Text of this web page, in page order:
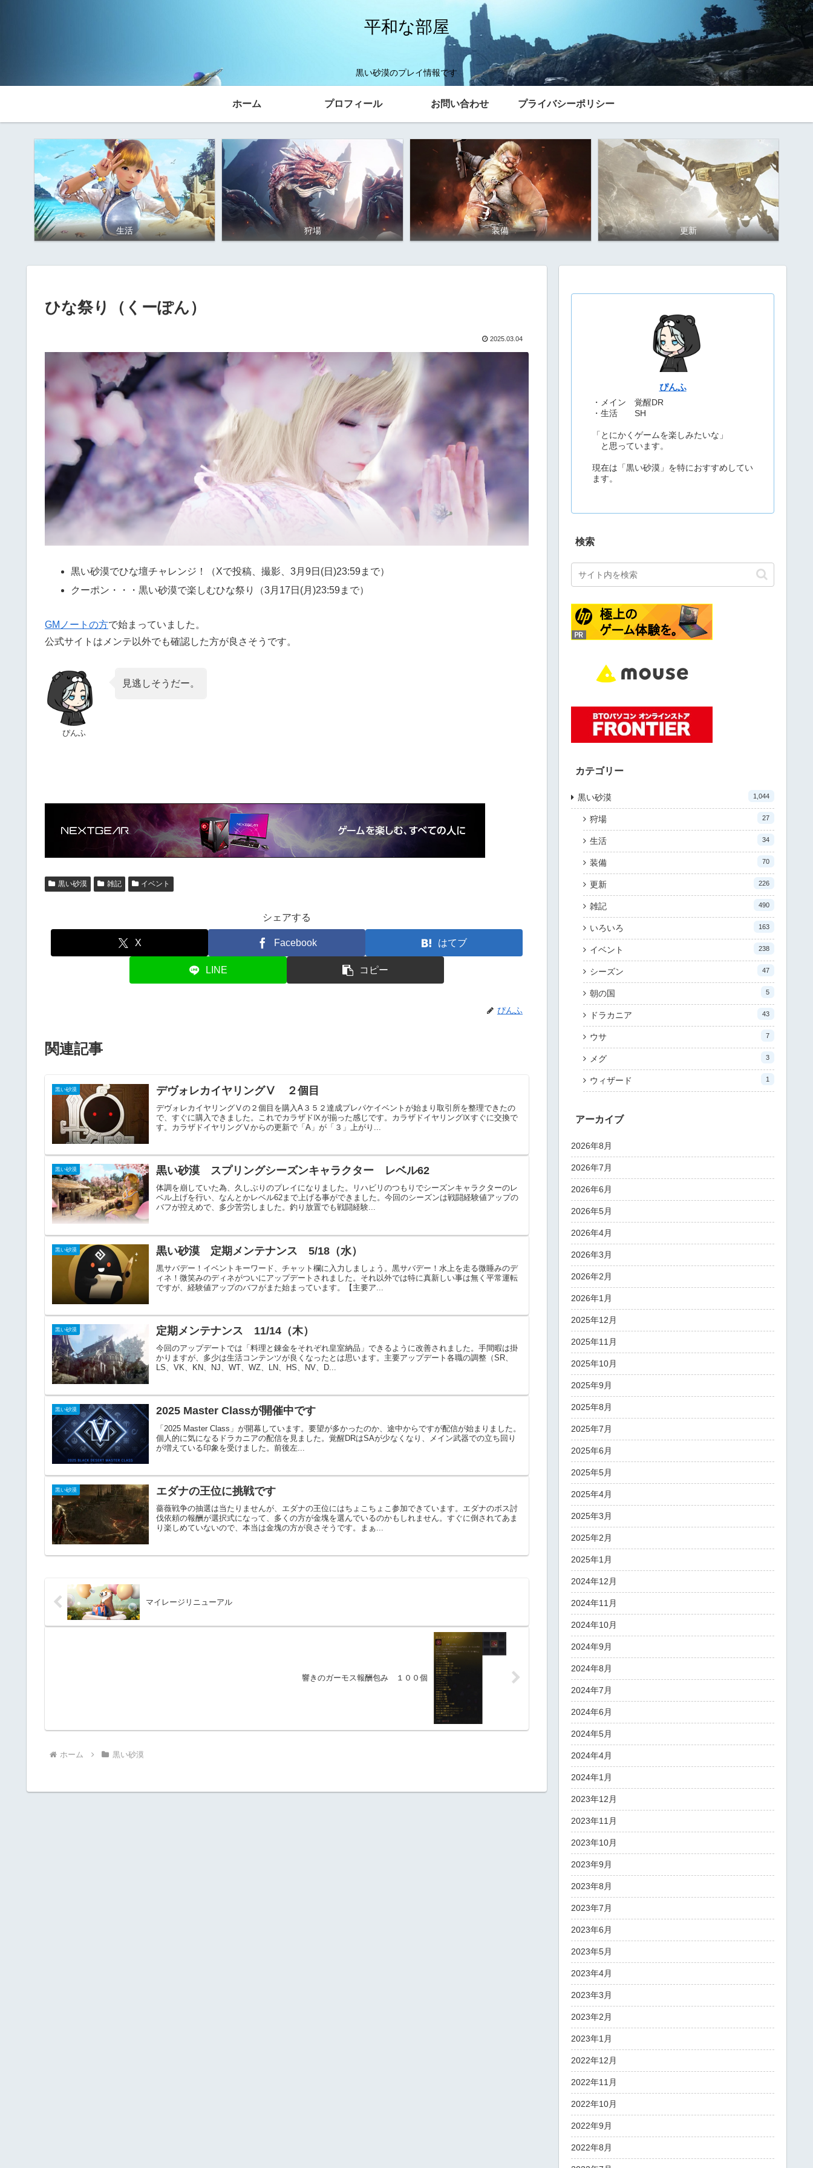
平和な部屋
黒い砂漠のプレイ情報です
ホーム プロフィール お問い合わせ プライバシーポリシー
生活 狩場 装備 更新
ひな祭り（くーぽん）
2025.03.04
黒い砂漠でひな壇チャレンジ！（Xで投稿、撮影、3月9日(日)23:59まで）
クーポン・・・黒い砂漠で楽しむひな祭り（3月17日(月)23:59まで）
GMノートの方で始まっていました。
公式サイトはメンテ以外でも確認した方が良さそうです。
ぴんふ
見逃しそうだー。
黒い砂漠 雑記 イベント
シェアする
X Facebook はてブ
LINE コピー
ぴんふ
関連記事
黒い砂漠 デヴォレカイヤリングⅤ ２個目
デヴォレカイヤリングⅤの２個目を購入A３５２達成プレパケイベントが始まり取引所を整理できたの
で、すぐに購入できました。これでカラザドⅨが揃った感じです。カラザドイヤリングⅨすぐに交換で
す。カラザドイヤリングⅤからの更新で「A」が「３」上がり...
黒い砂漠 黒い砂漠 スプリングシーズンキャラクター レベル62
体調を崩していた為、久しぶりのプレイになりました。リハビリのつもりでシーズンキャラクターのレ
ベル上げを行い、なんとかレベル62まで上げる事ができました。今回のシーズンは戦闘経験値アップの
バフが控えめで、多少苦労しました。釣り放置でも戦闘経験...
黒い砂漠 黒い砂漠 定期メンテナンス 5/18（水）
黒サバデー！イベントキーワード、チャット欄に入力しましょう。黒サバデー！水上を走る微睡みのデ
ィネ！微笑みのディネがついにアップデートされました。それ以外では特に真新しい事は無く平常運転
ですが、経験値アップのバフがまた始まっています。【主要ア...
黒い砂漠 定期メンテナンス 11/14（木）
今回のアップデートでは「料理と錬金をそれぞれ皇室納品」できるように改善されました。手間暇は掛
かりますが、多少は生活コンテンツが良くなったとは思います。主要アップデート各職の調整（SR、
LS、VK、KN、NJ、WT、WZ、LN、HS、NV、D...
黒い砂漠 2025 Master Classが開催中です
「2025 Master Class」が開幕しています。要望が多かったのか、途中からですが配信が始まりました。
個人的に気になるドラカニアの配信を見ました。覚醒DRはSAが少なくなり、メイン武器での立ち回り
が増えている印象を受けました。前後左...
黒い砂漠 エダナの王位に挑戦です
薔薇戦争の抽選は当たりませんが、エダナの王位にはちょこちょこ参加できています。エダナのボス討
伐依頼の報酬が選択式になって、多くの方が金塊を選んでいるのかもしれません。すぐに倒されてあま
り楽しめていないので、本当は金塊の方が良さそうです。まぁ...
マイレージリニューアル
響きのガーモス報酬包み １００個
ホーム 黒い砂漠
ぴんふ
・メイン 覚醒DR
・生活 SH
「とにかくゲームを楽しみたいな」
と思っています。
現在は「黒い砂漠」を特におすすめしてい
ます。
検索
カテゴリー
黒い砂漠 1,044
狩場 27
生活 34
装備 70
更新 226
雑記 490
いろいろ 163
イベント 238
シーズン 47
朝の国 5
ドラカニア 43
ウサ 7
メグ 3
ウィザード 1
アーカイブ
2026年8月
2026年7月
2026年6月
2026年5月
2026年4月
2026年3月
2026年2月
2026年1月
2025年12月
2025年11月
2025年10月
2025年9月
2025年8月
2025年7月
2025年6月
2025年5月
2025年4月
2025年3月
2025年2月
2025年1月
2024年12月
2024年11月
2024年10月
2024年9月
2024年8月
2024年7月
2024年6月
2024年5月
2024年4月
2024年1月
2023年12月
2023年11月
2023年10月
2023年9月
2023年8月
2023年7月
2023年6月
2023年5月
2023年4月
2023年3月
2023年2月
2023年1月
2022年12月
2022年11月
2022年10月
2022年9月
2022年8月